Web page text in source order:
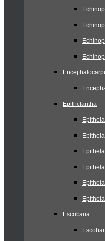
Epithelantha
Escobaria